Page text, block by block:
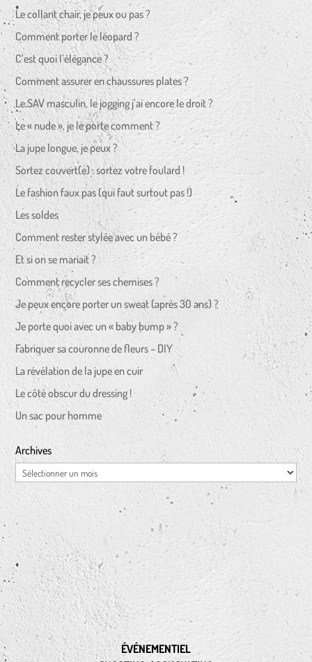
Le collant chair, je peux ou pas ?
Comment porter le léopard ?
C’est quoi l’élégance ?
Comment assurer en chaussures plates ?
Le SAV masculin, le jogging j’ai encore le droit ?
Le « nude », je le porte comment ?
La jupe longue, je peux ?
Sortez couvert(e) : sortez votre foulard !
Le fashion faux pas (qui faut surtout pas !)
Les soldes
Comment rester stylée avec un bébé ?
Et si on se mariait ?
Comment recycler ses chemises ?
Je peux encore porter un sweat (après 30 ans) ?
Je porte quoi avec un « baby bump » ?
Fabriquer sa couronne de fleurs – DIY
La révélation de la jupe en cuir
Le côté obscur du dressing !
Un sac pour homme
Archives
Archives
ÉVÉNEMENTIEL